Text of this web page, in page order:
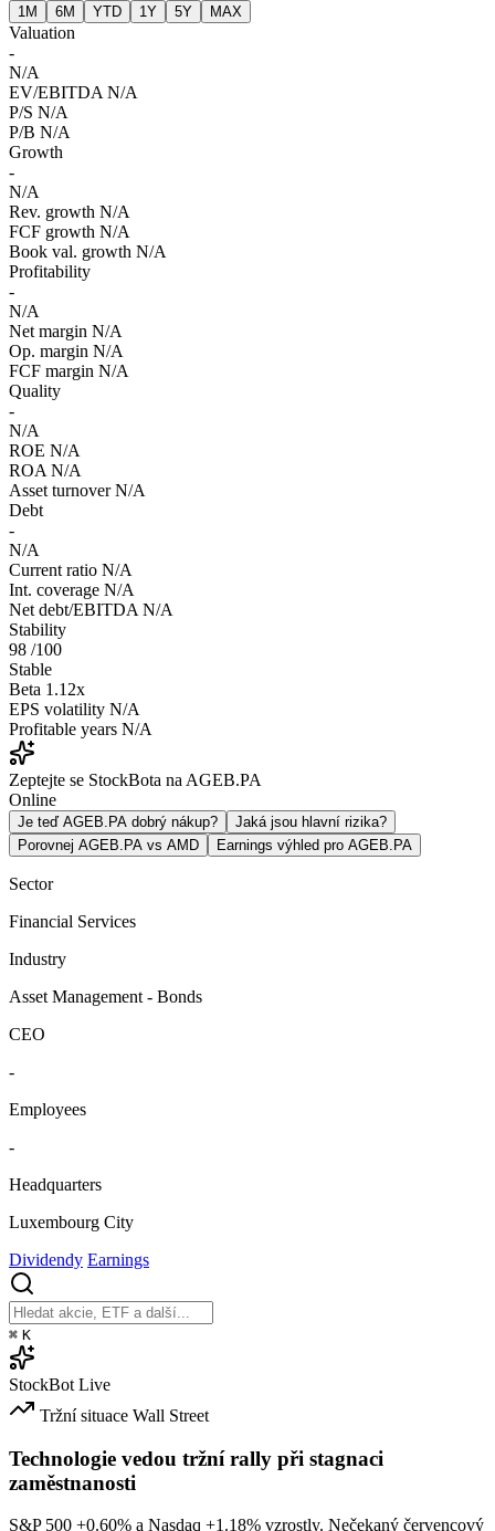
1M 6M YTD 1Y 5Y MAX
Valuation
-
N/A
EV/EBITDA N/A
P/S N/A
P/B N/A
Growth
-
N/A
Rev. growth N/A
FCF growth N/A
Book val. growth N/A
Profitability
-
N/A
Net margin N/A
Op. margin N/A
FCF margin N/A
Quality
-
N/A
ROE N/A
ROA N/A
Asset turnover N/A
Debt
-
N/A
Current ratio N/A
Int. coverage N/A
Net debt/EBITDA N/A
Stability
98 /100
Stable
Beta 1.12x
EPS volatility N/A
Profitable years N/A
Zeptejte se StockBota na AGEB.PA
Online
Je teď AGEB.PA dobrý nákup?
Jaká jsou hlavní rizika?
Porovnej AGEB.PA vs AMD
Earnings výhled pro AGEB.PA
Sector
Financial Services
Industry
Asset Management - Bonds
CEO
-
Employees
-
Headquarters
Luxembourg City
Dividendy Earnings
⌘ K
StockBot Live
Tržní situace Wall Street
Technologie vedou tržní rally při stagnaci
zaměstnanosti
S&P 500 +0.60% a Nasdaq +1.18% vzrostly. Nečekaný červencový